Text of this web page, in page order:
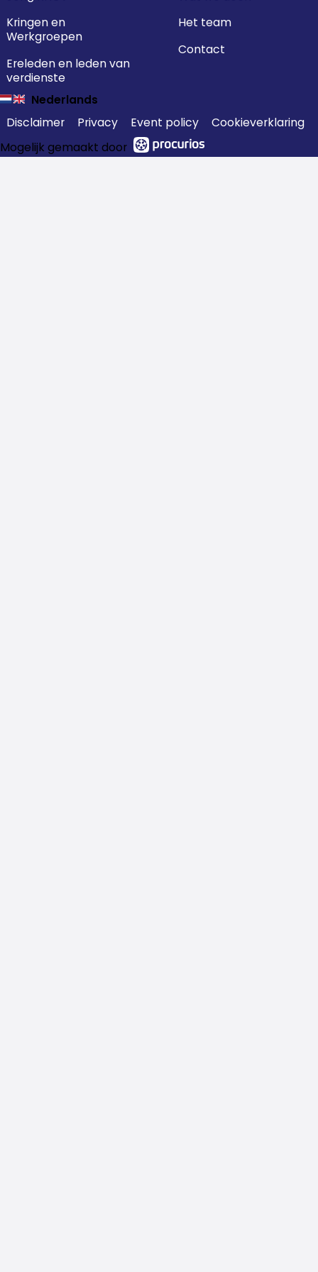
Kringen en
Werkgroepen
Ereleden en leden van
verdienste
Het team
Contact
Nederlands
Disclaimer
Privacy Event policy
Cookieverklaring
Mogelijk gemaakt door